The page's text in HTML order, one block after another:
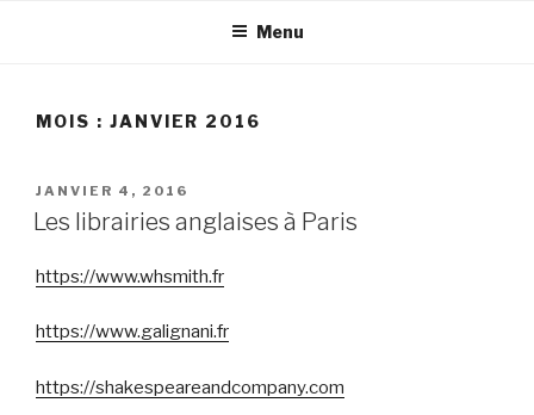
Menu
MOIS : JANVIER 2016
PUBLIÉ
LE
JANVIER 4, 2016
Les librairies anglaises à Paris
https://www.whsmith.fr
https://www.galignani.fr
https://shakespeareandcompany.com